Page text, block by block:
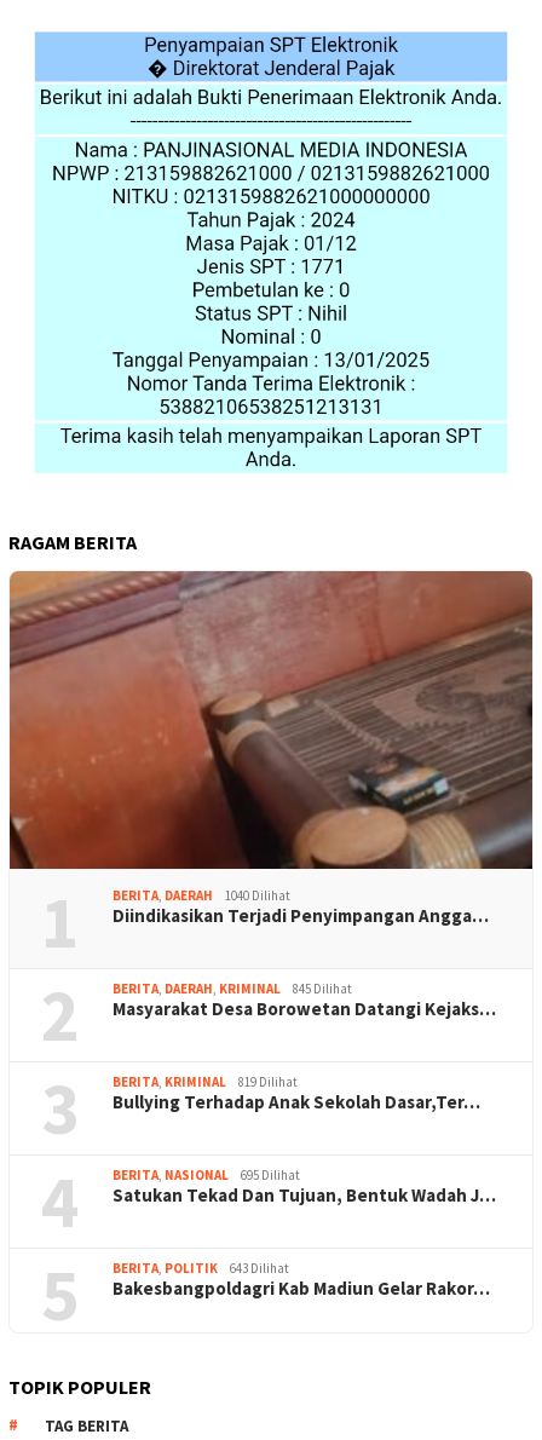
RAGAM BERITA
1 BERITA, DAERAH 1040 Dilihat
Diindikasikan Terjadi Penyimpangan Angga…
2 BERITA, DAERAH, KRIMINAL 845 Dilihat
Masyarakat Desa Borowetan Datangi Kejaks…
3 BERITA, KRIMINAL 819 Dilihat
Bullying Terhadap Anak Sekolah Dasar,Ter…
4 BERITA, NASIONAL 695 Dilihat
Satukan Tekad Dan Tujuan, Bentuk Wadah J…
5 BERITA, POLITIK 643 Dilihat
Bakesbangpoldagri Kab Madiun Gelar Rakor…
TOPIK POPULER
TAG BERITA